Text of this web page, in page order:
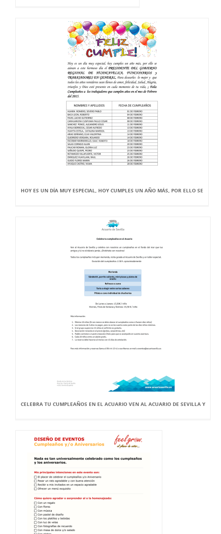
HOY ES UN DÍA MUY ESPECIAL, HOY CUMPLES UN AÑO MÁS, POR ELLO SE
CELEBRA TU CUMPLEAÑOS EN EL ACUARIO VEN AL ACUARIO DE SEVILLA Y